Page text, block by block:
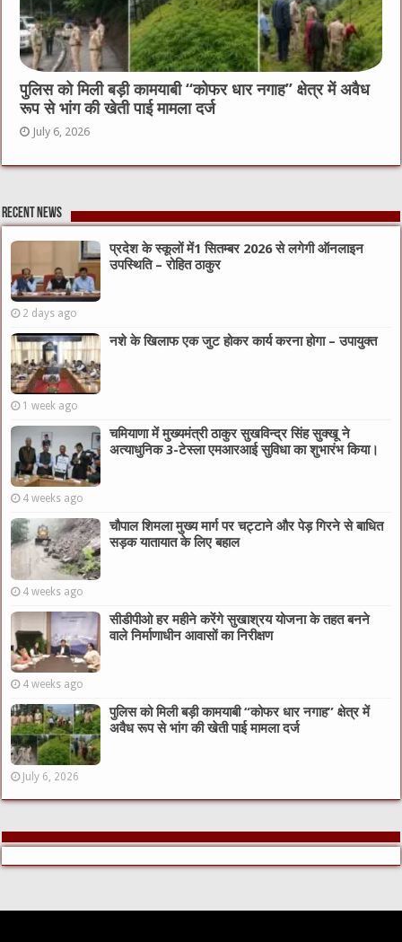
पुलिस को मिली बड़ी कामयाबी “कोफर धार नगाह” क्षेत्र में अवैध
रूप से भांग की खेती पाई मामला दर्ज
July 6, 2026
Recent News
प्रदेश के स्कूलों में1 सितम्बर 2026 से लगेगी ऑनलाइन
उपस्थिति – रोहित ठाकुर
2 days ago
नशे के खिलाफ एक जुट होकर कार्य करना होगा – उपायुक्त
1 week ago
चमियाणा में मुख्यमंत्री ठाकुर सुखविन्द्र सिंह सुक्खू ने
अत्याधुनिक 3-टेस्ला एमआरआई सुविधा का शुभारंभ किया।
4 weeks ago
चौपाल शिमला मुख्य मार्ग पर चट्टाने और पेड़ गिरने से बाधित
सड़क यातायात के लिए बहाल
4 weeks ago
सीडीपीओ हर महीने करेंगे सुखाश्रय योजना के तहत बनने
वाले निर्माणाधीन आवासों का निरीक्षण
4 weeks ago
पुलिस को मिली बड़ी कामयाबी “कोफर धार नगाह” क्षेत्र में
अवैध रूप से भांग की खेती पाई मामला दर्ज
July 6, 2026